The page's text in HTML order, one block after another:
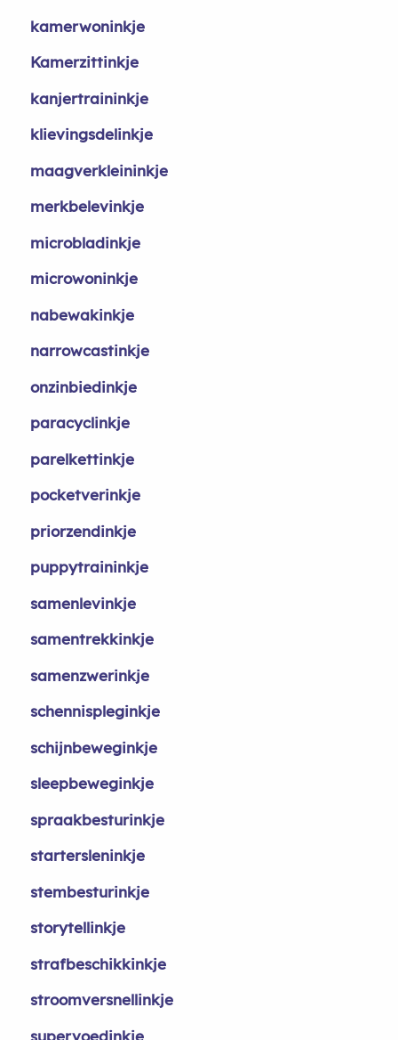
kamerwoninkje
Kamerzittinkje
kanjertraininkje
klievingsdelinkje
maagverkleininkje
merkbelevinkje
microbladinkje
microwoninkje
nabewakinkje
narrowcastinkje
onzinbiedinkje
paracyclinkje
parelkettinkje
pocketverinkje
priorzendinkje
puppytraininkje
samenlevinkje
samentrekkinkje
samenzwerinkje
schennispleginkje
schijnbeweginkje
sleepbeweginkje
spraakbesturinkje
startersleninkje
stembesturinkje
storytellinkje
strafbeschikkinkje
stroomversnellinkje
supervoedinkje